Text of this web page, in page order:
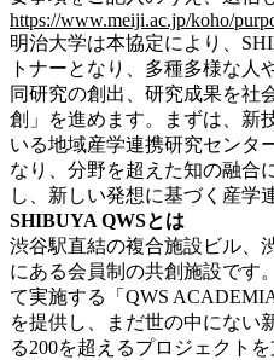
https://www.meiji.ac.jp/koho/
明治大学は本協定により、
トナーとなり、多種多様な人
同研究の創出、研究成果を社
創」を進めます。まずは、新
いる地域産学連携研究センタ
なり、分野を超えた知の融合
し、新しい発想に基づく産学
SHIBUYA QWSとは
渋谷駅直結の複合施設ビル、
にある会員制の共創施設です
て実施する「QWS
を提供し、まだ世の中にない
る200を超えるプロジェクト